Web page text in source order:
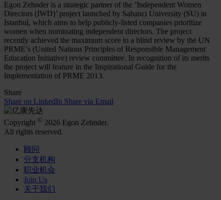
Egon Zehnder is a strategic partner of the ‘Independent Women
Directors (IWD)’ project launched by Sabancı University (SU) in
Istanbul, which aims to help publicly-listed companies prioritize
women when nominating independent directors. The project
recently achieved the maximum score in a blind review by the UN
PRME’s (United Nations Principles of Responsible Management
Education Initiative) review committee. In recognition of its merits
the project will feature in the Inspirational Guide for the
Implementation of PRME 2013.
Share
Share on LinkedIn Share via Email
Copyright © 2026 Egon Zehnder.
All rights reserved.
顾问
分支机构
职业机会
Join Us
关于我们